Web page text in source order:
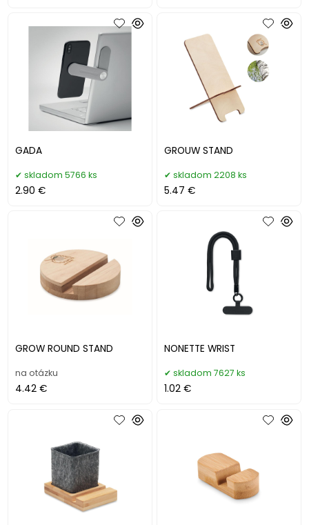
GADA
skladom 5766 ks
2.90 €
GROUW STAND
skladom 2208 ks
5.47 €
GROW ROUND STAND
na otázku
4.42 €
NONETTE WRIST
skladom 7627 ks
1.02 €